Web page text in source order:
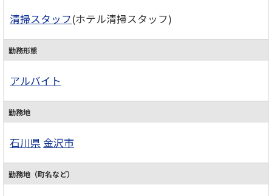
清掃スタッフ(ホテル清掃スタッフ)
勤務形態
アルバイト
勤務地
石川県 金沢市
勤務地（町名など）